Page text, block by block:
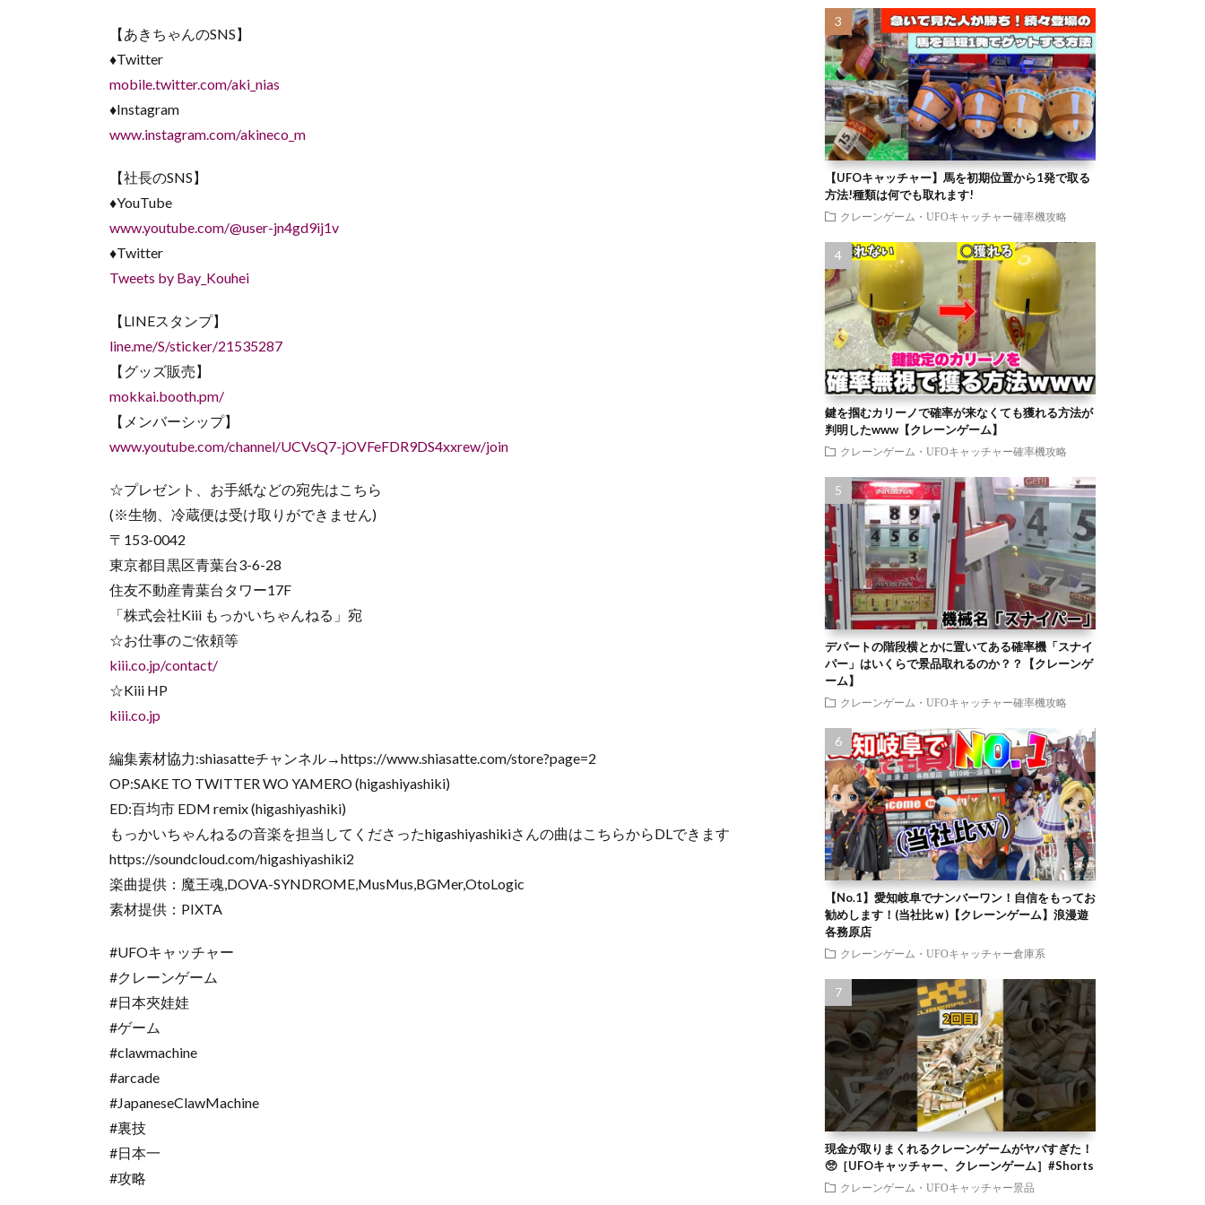
【あきちゃんのSNS】
♦︎Twitter
mobile.twitter.com/aki_nias
♦︎Instagram
www.instagram.com/akineco_m
【社長のSNS】
♦︎YouTube
www.youtube.com/@user-jn4gd9ij1v
♦︎Twitter
Tweets by Bay_Kouhei
【LINEスタンプ】
line.me/S/sticker/21535287
【グッズ販売】
mokkai.booth.pm/
【メンバーシップ】
www.youtube.com/channel/UCVsQ7-jOVFeFDR9DS4xxrew/join
☆プレゼント、お手紙などの宛先はこちら
(※生物、冷蔵便は受け取りができません)
〒153-0042
東京都目黒区青葉台3-6-28
住友不動産青葉台タワー17F
「株式会社Kiii もっかいちゃんねる」宛
☆お仕事のご依頼等
kiii.co.jp/contact/
☆Kiii HP
kiii.co.jp
編集素材協力:shiasatteチャンネル→https://www.shiasatte.com/store?page=2
OP:SAKE TO TWITTER WO YAMERO (higashiyashiki)
ED:百均市 EDM remix (higashiyashiki)
もっかいちゃんねるの音楽を担当してくださったhigashiyashikiさんの曲はこちらからDLできます
https://soundcloud.com/higashiyashiki2
楽曲提供：魔王魂,DOVA-SYNDROME,MusMus,BGMer,OtoLogic
素材提供：PIXTA
#UFOキャッチャー
#クレーンゲーム
#日本夾娃娃
#ゲーム
#clawmachine
#arcade
#JapaneseClawMachine
#裏技
#日本一
#攻略
【UFOキャッチャー】馬を初期位置から1発で取る
方法!種類は何でも取れます!
クレーンゲーム・UFOキャッチャー確率機攻略
鍵を掴むカリーノで確率が来なくても獲れる方法が
判明したwww【クレーンゲーム】
クレーンゲーム・UFOキャッチャー確率機攻略
デパートの階段横とかに置いてある確率機「スナイ
パー」はいくらで景品取れるのか？？【クレーンゲ
ーム】
クレーンゲーム・UFOキャッチャー確率機攻略
【No.1】愛知岐阜でナンバーワン！自信をもってお
勧めします！(当社比ｗ)【クレーンゲーム】浪漫遊
各務原店
クレーンゲーム・UFOキャッチャー倉庫系
現金が取りまくれるクレーンゲームがヤバすぎた！
🥺［UFOキャッチャー、クレーンゲーム］#Shorts
クレーンゲーム・UFOキャッチャー景品